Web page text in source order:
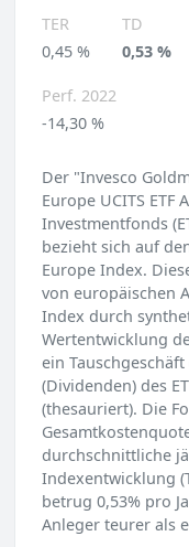
TER
0,45 %
TD
0,53 %
Perf. 2022
-14,30 %
Der "Invesco
Europe UCITS
Investmentfonds
bezieht sich auf
Europe Index.
von europäischen
Index durch
Wertentwicklung
ein
(Dividenden) des
(thesauriert). Die
durchschnittliche
Indexentwicklung
betrug 0,53% pro
Anleger teurer als